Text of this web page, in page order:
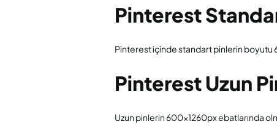
Pinterest
Pinterest içinde standart pinlerin boyutu
Pinterest Uzun
Uzun pinlerin 600x1260px ebatlarında